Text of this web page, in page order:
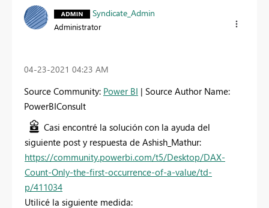
Syndicate_Admin
Administrator
‎04-23-2021 04:23 AM
Source Community: Power BI | Source Author Name:
PowerBIConsult
Casi encontré la solución con la ayuda del
siguiente post y respuesta de Ashish_Mathur:
https://community.powerbi.com/t5/Desktop/DAX-
Count-Only-the-first-occurrence-of-a-value/td-
p/411034
Utilicé la siguiente medida: